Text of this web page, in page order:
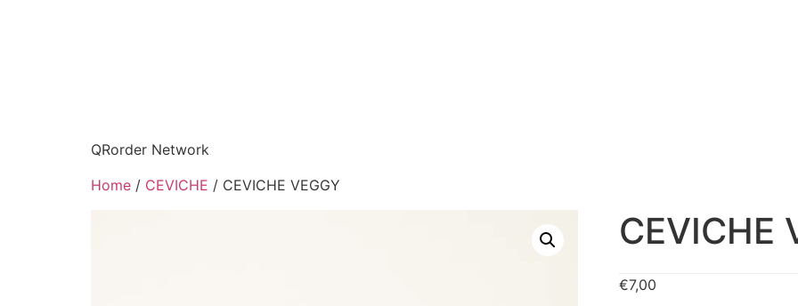
QRorder Network
Home / CEVICHE / CEVICHE VEGGY
CEVICHE
€7,00